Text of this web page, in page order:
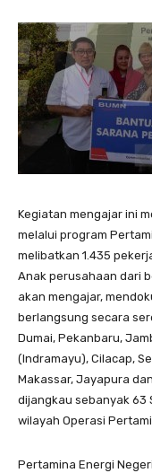
Kegiatan mengajar ini
melalui program
melibatkan 1.435
Anak perusahaan dari
akan mengajar,
berlangsung secara
Dumai, Pekanbaru,
(Indramayu), Cilacap,
Makassar, Jayapura
dijangkau sebanyak 63
wilayah Operasi
Pertamina Energi